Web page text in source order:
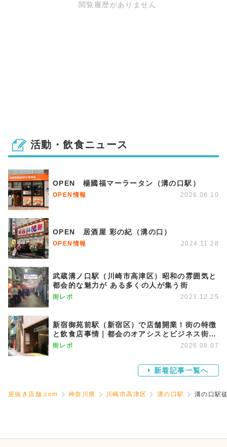
閲覧履歴がありません
活動・飲食ニュース
OPEN 楊國福マーラータン（溝の口駅）
OPEN情報 2026.06.10
OPEN 居酒屋 彩の紀（溝の口）
OPEN情報 2024.11.28
武蔵溝ノ口駅（川崎市高津区）昭和の雰囲気と
都会的な魅力が ある多くの人が集う街
街レポ 2023.12.25
新宿御苑前駅（新宿区）で店舗開業！街の特徴
と飲食店事情｜都会のオアシスとビジネス街が
調和する優雅な街
街レポ 2026.08.07
新着記事一覧へ
居抜き店舗.com 神奈川県 川崎市高津区 溝の口駅 溝の口駅